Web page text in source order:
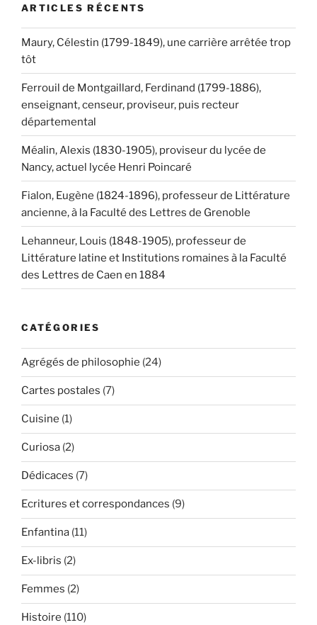
ARTICLES RÉCENTS
Maury, Célestin (1799-1849), une carrière arrêtée trop
tôt
Ferrouil de Montgaillard, Ferdinand (1799-1886),
enseignant, censeur, proviseur, puis recteur
départemental
Méalin, Alexis (1830-1905), proviseur du lycée de
Nancy, actuel lycée Henri Poincaré
Fialon, Eugène (1824-1896), professeur de Littérature
ancienne, à la Faculté des Lettres de Grenoble
Lehanneur, Louis (1848-1905), professeur de
Littérature latine et Institutions romaines à la Faculté
des Lettres de Caen en 1884
CATÉGORIES
Agrégés de philosophie (24)
Cartes postales (7)
Cuisine (1)
Curiosa (2)
Dédicaces (7)
Ecritures et correspondances (9)
Enfantina (11)
Ex-libris (2)
Femmes (2)
Histoire (110)